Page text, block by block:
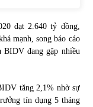
nhiệm của
đạt 2.640 tỷ đồng,
mạnh, song báo cáo
đang gặp nhiều
tăng 2,1% nhờ sự
tín dụng 5 tháng